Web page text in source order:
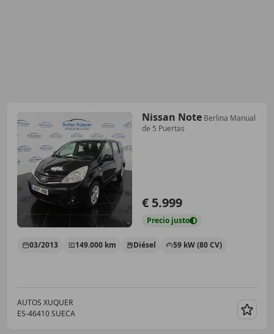
Nissan Note Berlina Manual
de 5 Puertas
€ 5.999
Precio justo
03/2013 149.000 km Diésel 59 kW (80 CV)
AUTOS XUQUER
ES-46410 SUECA